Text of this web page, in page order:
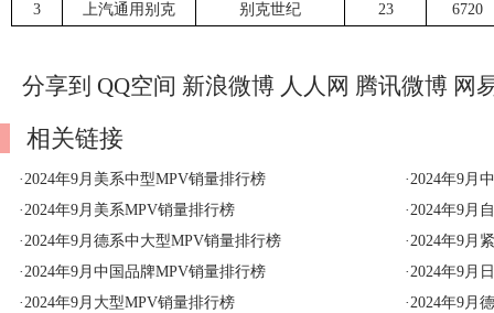
3
上汽通用别克 别克世纪 23 6720
分享到 QQ空间 新浪微博 人人网 腾讯微博 网
相关链接
·2024年9月美系中型MPV销量排行榜 ·2024年9月
·2024年9月美系MPV销量排行榜 ·2024年9月
·2024年9月德系中大型MPV销量排行榜 ·2024年9月
·2024年9月中国品牌MPV销量排行榜 ·2024年9月
·2024年9月大型MPV销量排行榜 ·2024年9月